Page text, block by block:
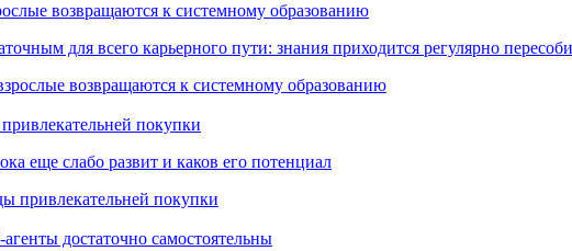
возвращаются к системному образованию
для всего карьерного пути: знания приходится регулярно
покупки
еще слабо развит и каков его потенциал
достаточно самостоятельны